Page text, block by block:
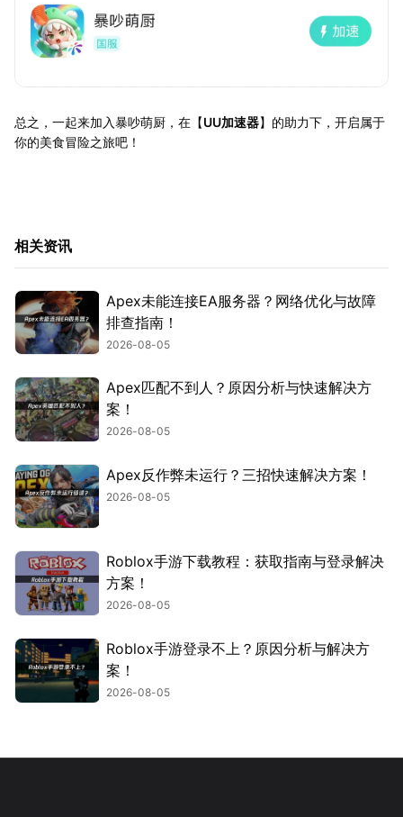
总之，一起来加入暴吵萌厨，在【UU加速器】的助力下，开启属于
你的美食冒险之旅吧！
相关资讯
Apex未能连接EA服务器？网络优化与故障
排查指南！
2026-08-05
Apex匹配不到人？原因分析与快速解决方
案！
2026-08-05
Apex反作弊未运行？三招快速解决方案！
2026-08-05
Roblox手游下载教程：获取指南与登录解决
方案！
2026-08-05
Roblox手游登录不上？原因分析与解决方
案！
2026-08-05